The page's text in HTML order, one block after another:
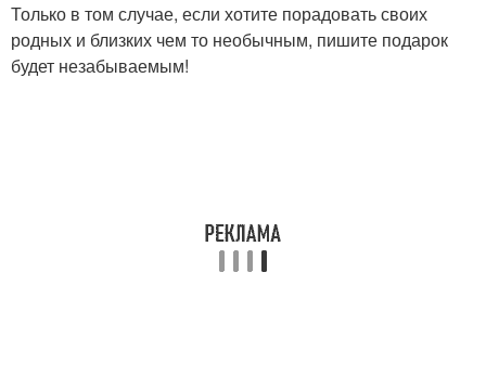
Только в том случае, если хотите порадовать своих
родных и близких чем то необычным, пишите подарок
будет незабываемым!